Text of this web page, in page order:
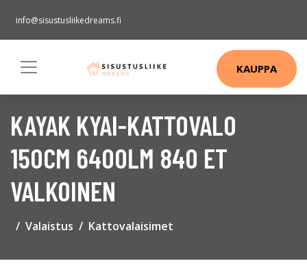
info@sisustusliikedreams.fi
KAUPPA
KAYAK KYAI-KATTOVALO
150CM 6400LM 840 ET
VALKOINEN
Valaistus Kattovalaisimet